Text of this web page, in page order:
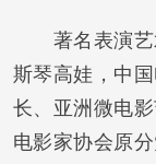
著名表演艺
斯琴高娃，中
长、亚洲微电
电影家协会原